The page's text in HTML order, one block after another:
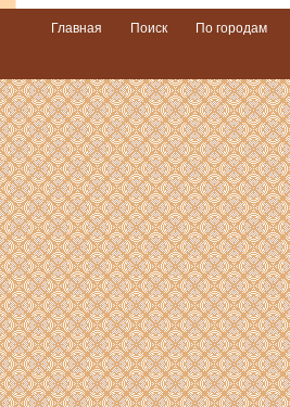
Главная Поиск По городам